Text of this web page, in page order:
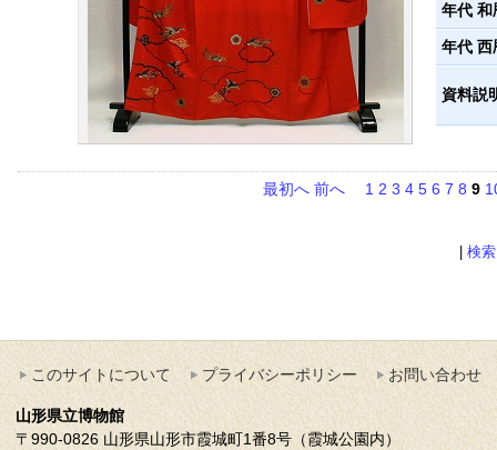
年代 和
年代 西
資料説
最初へ 前へ 1 2 3 4 5 6 7 8 9
|検
このサイトについて プライバシーポリシー お問い合わせ
山形県立博物館
〒990-0826 山形県山形市霞城町1番8号（霞城公園内）